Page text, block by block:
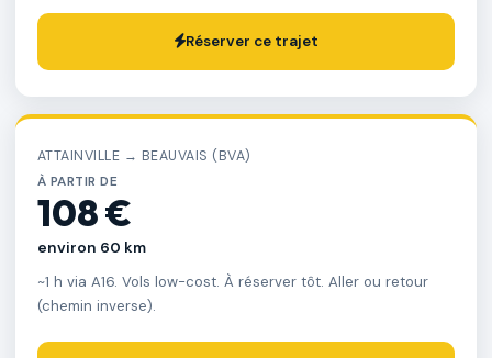
Réserver ce trajet
ATTAINVILLE → BEAUVAIS (BVA)
À PARTIR DE
108 €
environ 60 km
~1 h via A16. Vols low-cost. À réserver tôt. Aller ou retour
(chemin inverse).